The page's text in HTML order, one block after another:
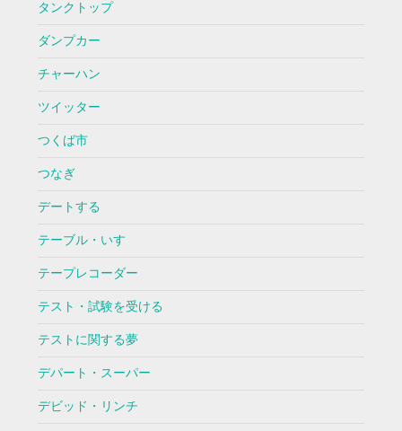
タンクトップ
ダンプカー
チャーハン
ツイッター
つくば市
つなぎ
デートする
テーブル・いす
テープレコーダー
テスト・試験を受ける
テストに関する夢
デパート・スーパー
デビッド・リンチ